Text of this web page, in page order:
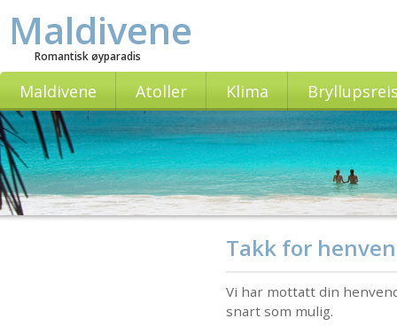
Maldivene
Romantisk øyparadis
Maldivene Atoller Klima
Takk for
Vi har mottatt din
snart som mulig.